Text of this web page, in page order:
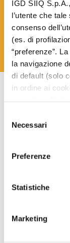
IGD SIIQ
l’utente che
consenso
(es. di
“preferenze”.
la navigazione
di default (solo
in ordine ai
mediante il link
delNecessari
Preferenze
Statistiche
Marketing